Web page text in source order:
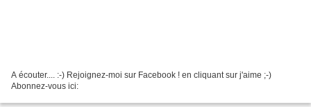
A écouter.... :-) Rejoignez-moi sur Facebook ! en cliquant sur j'aime ;-)
Abonnez-vous ici: